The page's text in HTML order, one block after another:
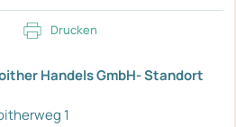
Drucken
Handels GmbH- Standort
1